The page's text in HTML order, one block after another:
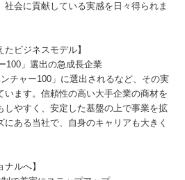
会に貢献している実感を日々得られま
たビジネスモデル】
100」選出の急成長企業
チャー100」に選出されるなど、その実
います。信頼性の高い大手企業の商材を
しやすく、安定した基盤の上で事業を拡
ある当社で、自身のキャリアも大きく
ルへ】